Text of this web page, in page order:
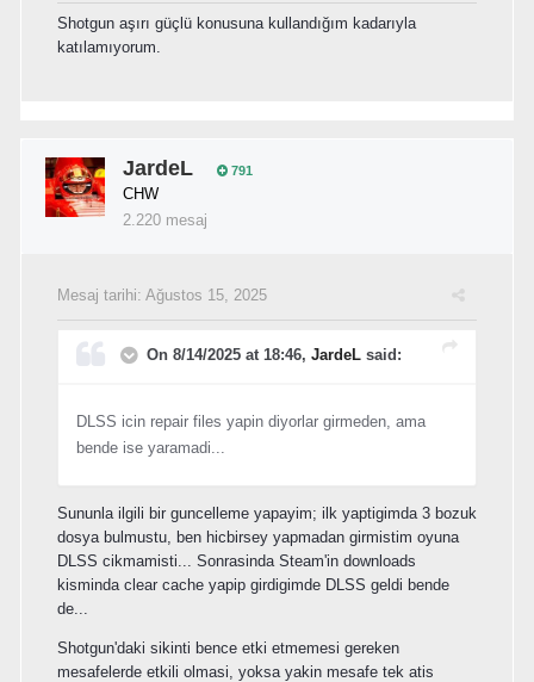
Shotgun aşırı güçlü konusuna kullandığım kadarıyla
katılamıyorum.
JardeL 791
CHW
2.220 mesaj
Mesaj tarihi: Ağustos 15, 2025
On 8/14/2025 at 18:46, JardeL said:
DLSS icin repair files yapin diyorlar girmeden, ama
bende ise yaramadi...
Sununla ilgili bir guncelleme yapayim; ilk yaptigimda 3 bozuk
dosya bulmustu, ben hicbirsey yapmadan girmistim oyuna
DLSS cikmamisti... Sonrasinda Steam'in downloads
kisminda clear cache yapip girdigimde DLSS geldi bende
de...
Shotgun'daki sikinti bence etki etmemesi gereken
mesafelerde etkili olmasi, yoksa yakin mesafe tek atis